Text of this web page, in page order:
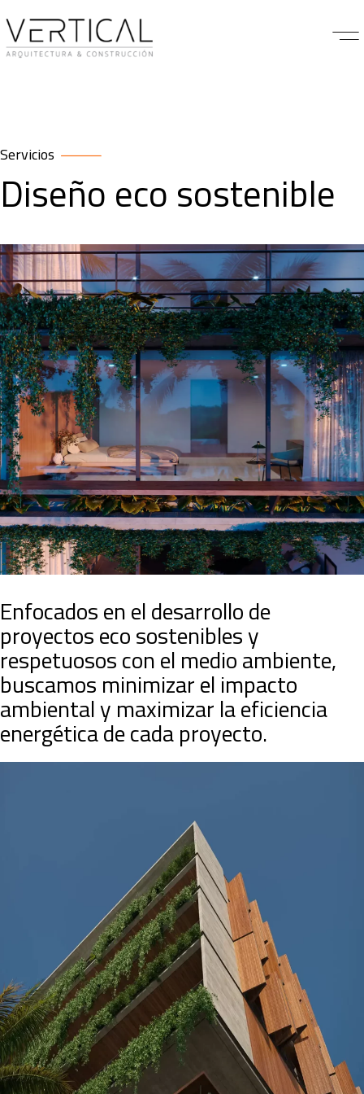
Servicios
Diseño eco sostenible
Enfocados en el desarrollo de
proyectos eco sostenibles y
respetuosos con el medio ambiente,
buscamos minimizar el impacto
ambiental y maximizar la eficiencia
energética de cada proyecto.